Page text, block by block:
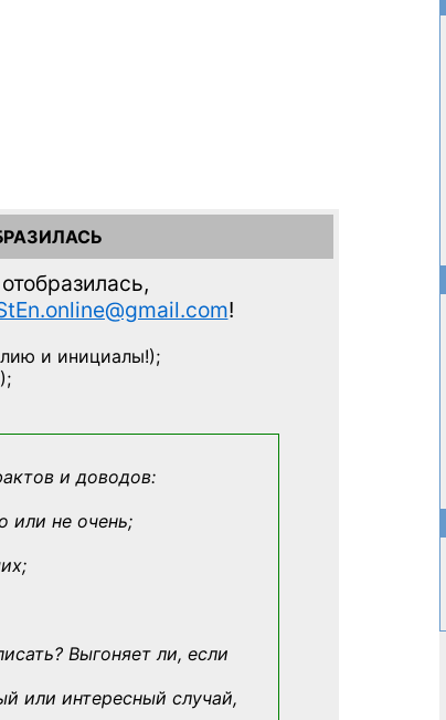
!
и инициалы!);
);
и доводов:
или не очень;
Выгоняет ли, если
или интересный случай,